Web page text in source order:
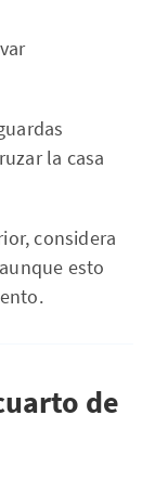
la casa
considera
esto
de